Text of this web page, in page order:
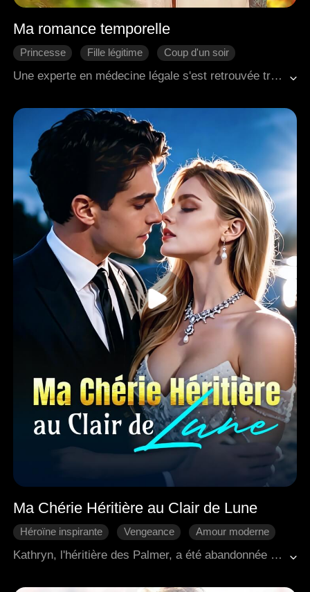
Ma romance temporelle
Princesse Fille légitime
Coup d'un soir
Voyager dans le temps
Intrigues de palais
Romance antique
Intrigue de Cour
Une experte en médecine légale s'est retrouvée transportée dans le temps après sa mort tragique, se réveillant en tant qu'épouse d'un prince dans les temps anciens. Armée de ses connaissances médicales modernes et d'un esprit indépendant, elle s'est juré de s'épanouir et de naviguer dans cette époque inconnue.
Ma Chérie Héritière au Clair de Lune
Héroïne inspirante Vengeance
Amour moderne
Contre-attaque
Kathryn, l'héritière des Palmer, a été abandonnée par sa belle-mère il y a 20 ans. Sa mère est morte, sa famille lui a été volée. 20 ans plus tard, elle revient avec un plan de vengeance qui commence par obliger son père à lui rendre son identité. Pendant ce temps, Evans, le PDG du Groupe Knight, cherche sa sauveuse, une femme marquée d'un croissant de lune. Leurs destins s'entremêlent dans le chaos des Palmer.